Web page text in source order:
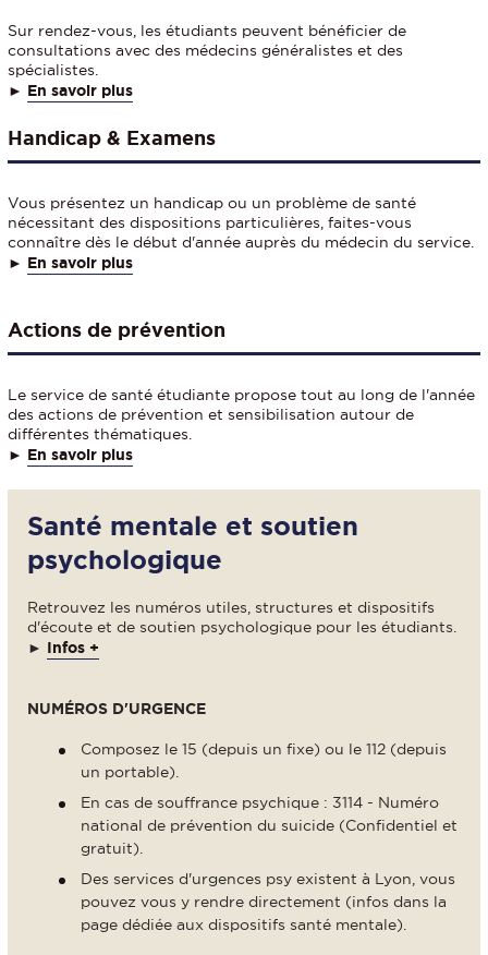
Sur rendez-vous, les étudiants peuvent bénéficier de
consultations avec des médecins généralistes et des
spécialistes.
► En savoir plus
Handicap & Examens
Vous présentez un handicap ou un problème de santé
nécessitant des dispositions particulières, faites-vous
connaître dès le début d'année auprès du médecin du service.
► En savoir plus
Actions de prévention
Le service de santé étudiante propose tout au long de l'année
des actions de prévention et sensibilisation autour de
différentes thématiques.
► En savoir plus
Santé mentale et soutien
psychologique
Retrouvez les numéros utiles, structures et dispositifs
d'écoute et de soutien psychologique pour les étudiants.
► Infos +
NUMÉROS D'URGENCE
Composez le 15 (depuis un fixe) ou le 112 (depuis
un portable).
En cas de souffrance psychique : 3114 - Numéro
national de prévention du suicide (Confidentiel et
gratuit).
Des services d'urgences psy existent à Lyon, vous
pouvez vous y rendre directement (infos dans la
page dédiée aux dispositifs santé mentale).